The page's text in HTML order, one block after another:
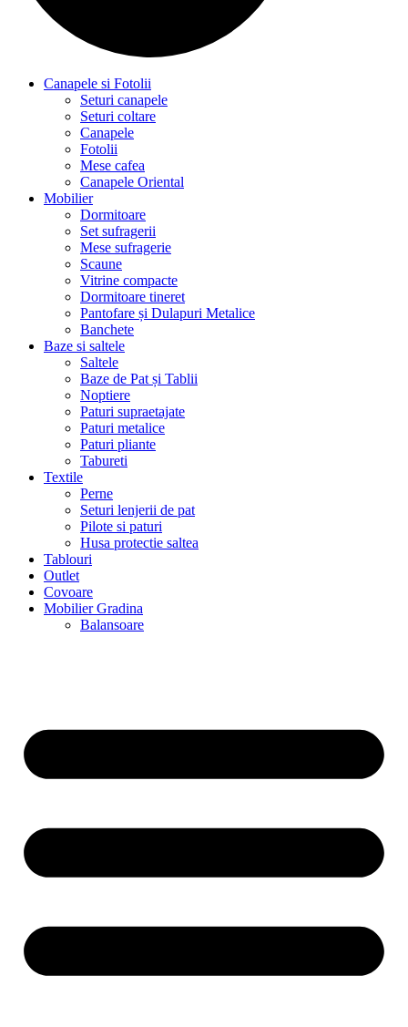
Canapele si Fotolii
Seturi canapele
Seturi coltare
Canapele
Fotolii
Mese cafea
Canapele Oriental
Mobilier
Dormitoare
Set sufragerii
Mese sufragerie
Scaune
Vitrine compacte
Dormitoare tineret
Pantofare și Dulapuri Metalice
Banchete
Baze si saltele
Saltele
Baze de Pat și Tablii
Noptiere
Paturi supraetajate
Paturi metalice
Paturi pliante
Tabureti
Textile
Perne
Seturi lenjerii de pat
Pilote si paturi
Husa protectie saltea
Tablouri
Outlet
Covoare
Mobilier Gradina
Balansoare